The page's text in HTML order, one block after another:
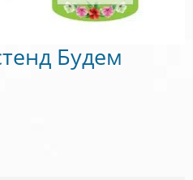
Будем